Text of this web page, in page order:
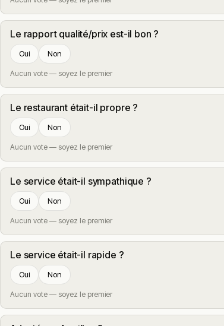
Le rapport qualité/prix est-il bon ?
Oui Non
Aucun vote — soyez le premier
Le restaurant était-il propre ?
Oui Non
Aucun vote — soyez le premier
Le service était-il sympathique ?
Oui Non
Aucun vote — soyez le premier
Le service était-il rapide ?
Oui Non
Aucun vote — soyez le premier